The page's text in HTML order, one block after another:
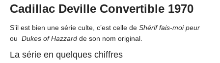
Cadillac Deville Convertible 1970
S’il est bien une série culte, c’est celle de Shérif fais-moi peur
ou Dukes of Hazzard de son nom original.
La série en quelques chiffres